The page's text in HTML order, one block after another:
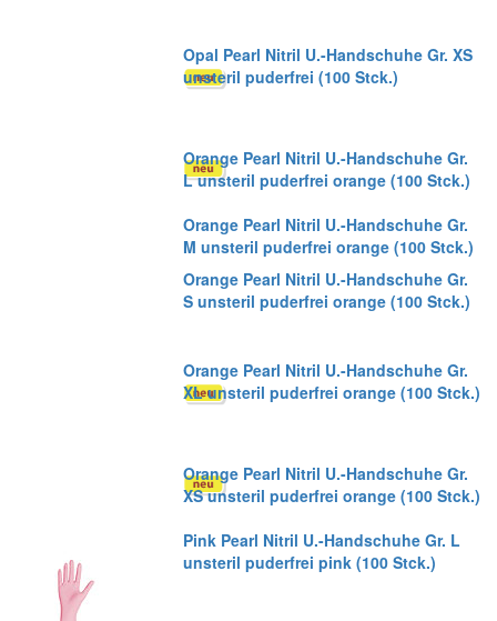
Opal Pearl Nitril U.-Handschuhe Gr. XS
unsteril puderfrei (100 Stck.)
Orange Pearl Nitril U.-Handschuhe Gr.
L unsteril puderfrei orange (100 Stck.)
Orange Pearl Nitril U.-Handschuhe Gr.
M unsteril puderfrei orange (100 Stck.)
Orange Pearl Nitril U.-Handschuhe Gr.
S unsteril puderfrei orange (100 Stck.)
Orange Pearl Nitril U.-Handschuhe Gr.
XL unsteril puderfrei orange (100 Stck.)
Orange Pearl Nitril U.-Handschuhe Gr.
XS unsteril puderfrei orange (100 Stck.)
Pink Pearl Nitril U.-Handschuhe Gr. L
unsteril puderfrei pink (100 Stck.)